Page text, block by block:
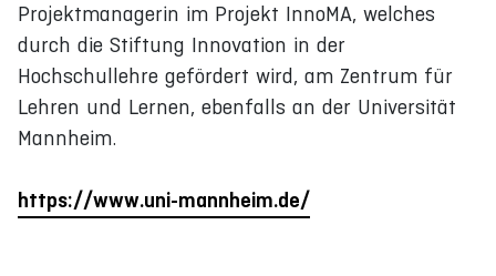
Projektmanagerin im Projekt InnoMA, welches
durch die Stiftung Innovation in der
Hochschullehre gefördert wird, am Zentrum für
Lehren und Lernen, ebenfalls an der Universität
Mannheim.
https://www.uni-mannheim.de/